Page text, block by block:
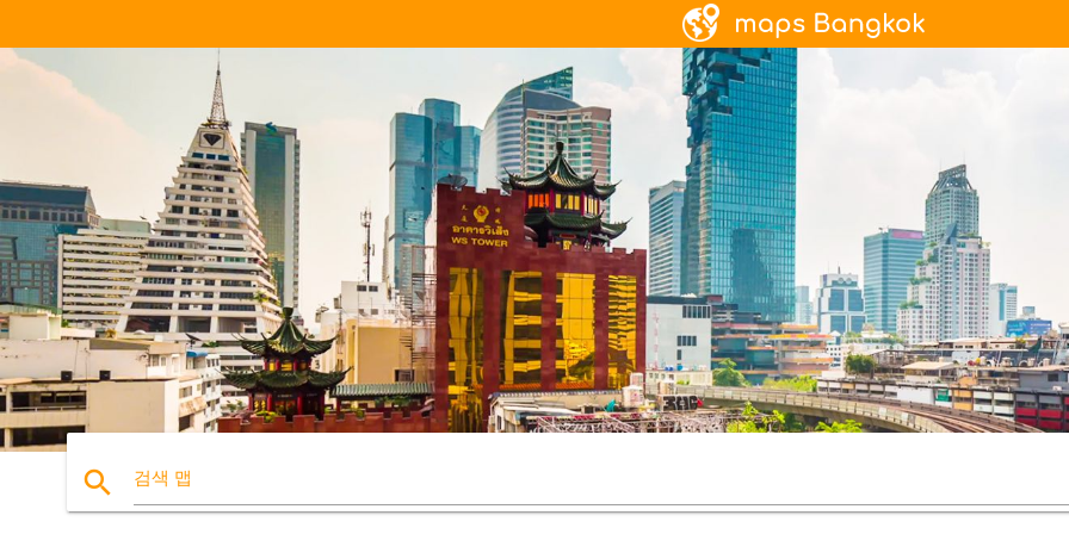
search 검색 맵